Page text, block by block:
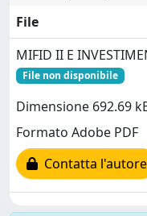
File
MIFID II E
File non disponibile
Dimensione 692.69
Formato Adobe PDF
Contatta l'autore